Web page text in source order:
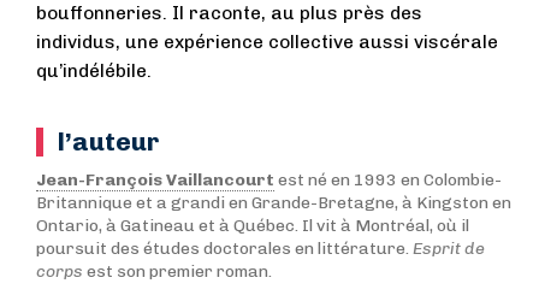
bouffonneries. Il raconte, au plus près des
individus, une expérience collective aussi viscérale
qu’indélébile.
l’auteur
Jean-François Vaillancourt est né en 1993 en Colombie-
Britannique et a grandi en Grande-Bretagne, à Kingston en
Ontario, à Gatineau et à Québec. Il vit à Montréal, où il
poursuit des études doctorales en littérature. Esprit de
corps est son premier roman.